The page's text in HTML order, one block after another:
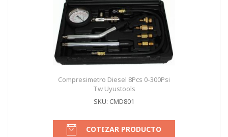
Compresimetro Diesel 8Pcs 0-300Psi
Tw Uyustools
SKU: CMD801
COTIZAR PRODUCTO